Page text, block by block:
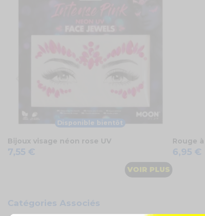
Disponible bientôt
Bijoux visage néon rose UV
7,55 €
VOIR PLUS
Rouge
6,95 €
Catégories Associés